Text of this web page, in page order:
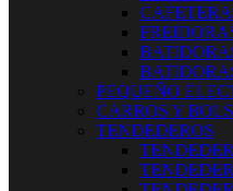
PEQUEÑO
CARROS Y
TENDEDEROS